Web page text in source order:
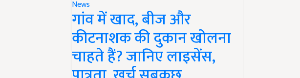
News
गांव में खाद, बीज और
कीटनाशक की दुकान खोलना
चाहते हैं? जानिए लाइसेंस,